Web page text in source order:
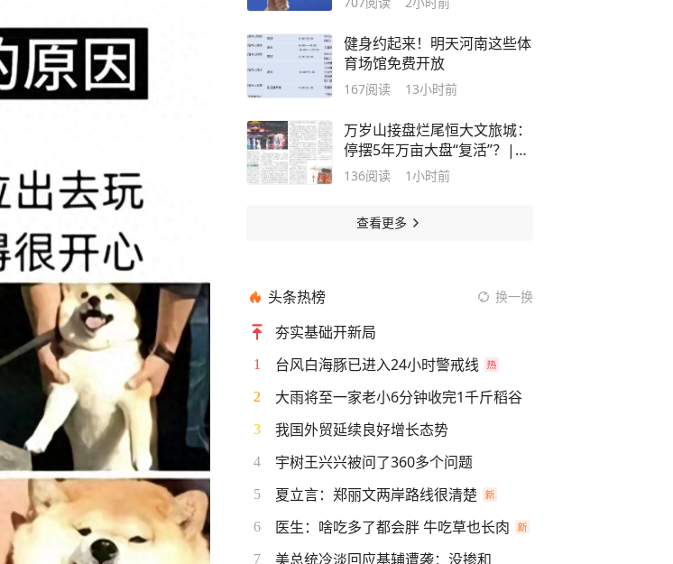
健身约起来！明天河南这些体
育场馆免费开放
167阅读 13小时前
万岁山接盘烂尾恒大文旅城：
停摆5年万亩大盘“复活”？|大
象财富
136阅读 1小时前
查看更多
头条热榜 换一换
夯实基础开新局
1 台风白海豚已进入24小时警戒线
2 大雨将至一家老小6分钟收完1千斤稻谷
3 我国外贸延续良好增长态势
4 宇树王兴兴被问了360多个问题
5 夏立言：郑丽文两岸路线很清楚
6 医生：啥吃多了都会胖 牛吃草也长肉
7 美总统冷淡回应基辅遭袭：没掺和